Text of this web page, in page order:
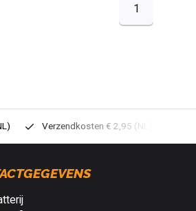
1
Verzendkosten € 2,95 (NL)